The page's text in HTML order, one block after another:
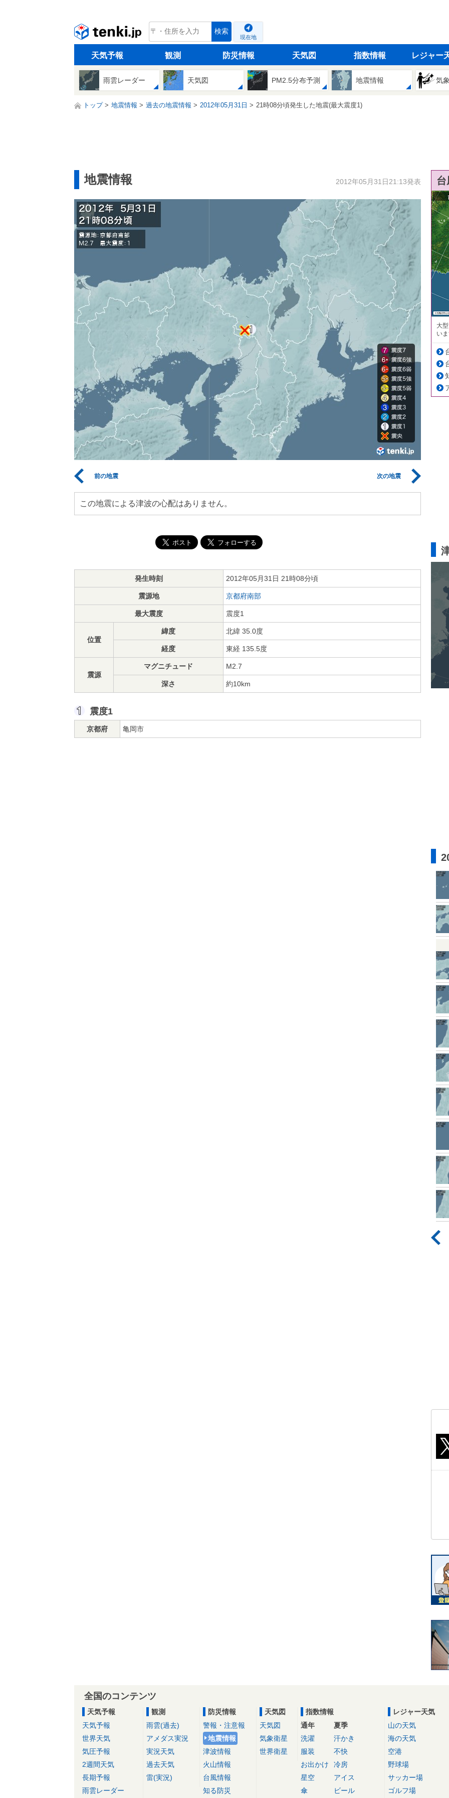
tenki.jp 検索
現在地
天気予報 観測 防災情報 天気図 指数情報 レジャー
雨雲レーダー 天気図 PM2.5分布予測 地震情報 気
トップ 地震情報 過去の地震情報 2012年05月31日 21時08分頃発生した地震(最大震度1)
地震情報 2012年05月31日21:13発表
前の地震 次の地震
この地震による津波の心配はありません。
発生時刻 2012年05月31日 21時08分頃
震源地 京都府南部
最大震度 震度1
位置
緯度 北緯 35.0度
経度 東経 135.5度
震源
マグニチュード M2.7
深さ 約10km
震度1
京都府 亀岡市
大
い
全国のコンテンツ
天気予報
天気予報
世界天気
気圧予報
2週間天気
長期予報
雨雲レーダー
観測
雨雲(過去)
アメダス実況
実況天気
過去天気
雷(実況)
防災情報
警報・注意報
地震情報
津波情報
火山情報
台風情報
知る防災
天気図
天気図
気象衛星
世界衛星
指数情報
通年
洗濯
服装
お出かけ
星空
傘
夏季
汗かき
不快
冷房
アイス
ビール
レジャー天気
山の天気
海の天気
空港
野球場
サッカー場
ゴルフ場